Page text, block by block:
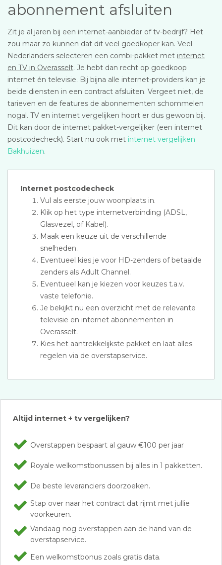
abonnement afsluiten
Zit je al jaren bij een internet-aanbieder of tv-bedrijf? Het
zou maar zo kunnen dat dit veel goedkoper kan. Veel
Nederlanders selecteren een combi-pakket met internet
en TV in Overasselt. Je hebt dan recht op goedkoop
internet én televisie. Bij bijna alle internet-providers kan je
beide diensten in een contract afsluiten. Vergeet niet, de
tarieven en de features de abonnementen schommelen
nogal. TV en internet vergelijken hoort er dus gewoon bij.
Dit kan door de internet pakket-vergelijker (een internet
postcodecheck). Start nu ook met internet vergelijken
Bakhuizen.
Internet postcodecheck
Vul als eerste jouw woonplaats in.
Klik op het type internetverbinding (ADSL,
Glasvezel, of Kabel).
Maak een keuze uit de verschillende
snelheden.
Eventueel kies je voor HD-zenders of betaalde
zenders als Adult Channel.
Eventueel kan je kiezen voor keuzes t.a.v.
vaste telefonie.
Je bekijkt nu een overzicht met de relevante
televisie en internet abonnementen in
Overasselt.
Kies het aantrekkelijkste pakket en laat alles
regelen via de overstapservice.
Altijd internet + tv vergelijken?
Overstappen bespaart al gauw €100 per jaar
Royale welkomstbonussen bij alles in 1 pakketten.
De beste leveranciers doorzoeken.
Stap over naar het contract dat rijmt met jullie
voorkeuren.
Vandaag nog overstappen aan de hand van de
overstapservice.
Een welkomstbonus zoals gratis data.